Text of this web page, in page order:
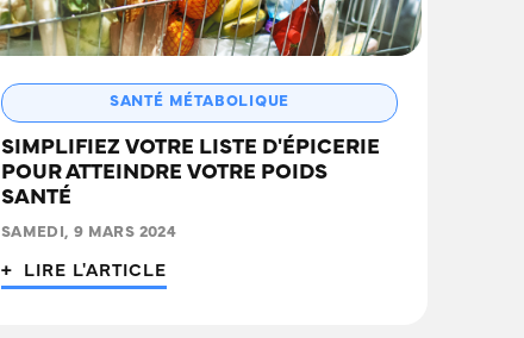
SANTÉ MÉTABOLIQUE
SIMPLIFIEZ VOTRE LISTE D'ÉPICERIE
POUR ATTEINDRE VOTRE POIDS
SANTÉ
SAMEDI, 9 MARS 2024
+ LIRE L'ARTICLE